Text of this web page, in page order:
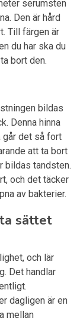
serumsten
Den är hård
Till färgen är
du har ska du
bort den.
bildas
Denna hinna
går det så fort
att ta bort
bildas tandsten.
och det täcker
av bakterier.
sättet
och lär
Det handlar
dagligen är en
mellan